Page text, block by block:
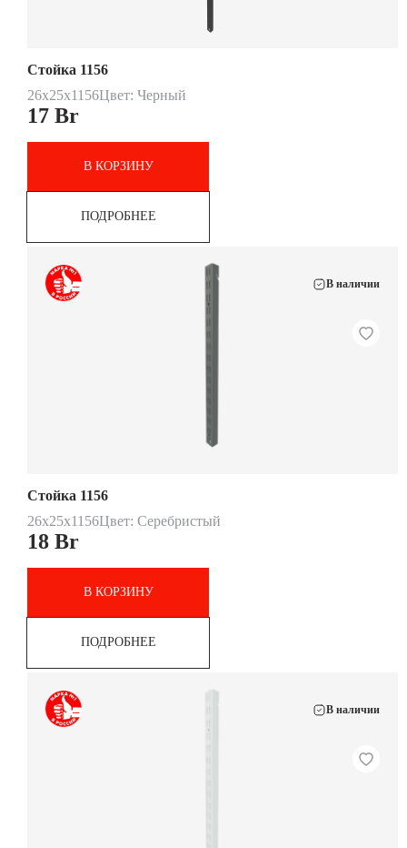
Стойка 1156
26x25x1156Цвет: Черный
17 Br
В КОРЗИНУ
ПОДРОБНЕЕ
В наличии
Стойка 1156
26x25x1156Цвет: Серебристый
18 Br
В КОРЗИНУ
ПОДРОБНЕЕ
В наличии